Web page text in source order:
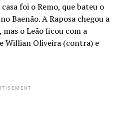
foi o Remo, que bateu o
Baenão. A Raposa chegou a
o Leão ficou com a
Willian Oliveira (contra) e